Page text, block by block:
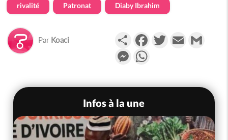
rivalité Patronat Diaby Ibrahim
Par Koaci PartagerFacebookTwitterEmail
Messenger
Infos à la une